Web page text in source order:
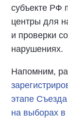
субъекте РФ
центры для
и проверки
нарушениях.
Напомним,
этапе
на выборах в